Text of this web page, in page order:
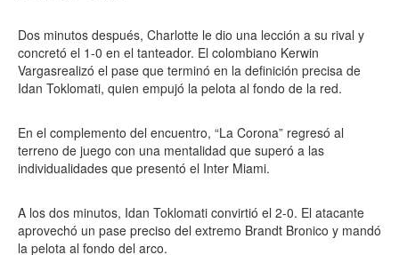
Dos minutos después, Charlotte le dio una lección a su rival y
concretó el 1-0 en el tanteador. El colombiano Kerwin
Vargasrealizó el pase que terminó en la definición precisa de
Idan Toklomati, quien empujó la pelota al fondo de la red.
En el complemento del encuentro, “La Corona” regresó al
terreno de juego con una mentalidad que superó a las
individualidades que presentó el Inter Miami.
A los dos minutos, Idan Toklomati convirtió el 2-0. El atacante
aprovechó un pase preciso del extremo Brandt Bronico y mandó
la pelota al fondo del arco.